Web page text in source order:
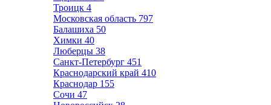
Троицк 4
Московская область 797
Балашиха 50
Химки 40
Люберцы 38
Санкт-Петербург 451
Краснодарский край 410
Краснодар 155
Сочи 47